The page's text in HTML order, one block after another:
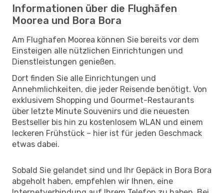
Informationen über die Flughäfen
Moorea und Bora Bora
Am Flughafen Moorea können Sie bereits vor dem
Einsteigen alle nützlichen Einrichtungen und
Dienstleistungen genießen.
Dort finden Sie alle Einrichtungen und
Annehmlichkeiten, die jeder Reisende benötigt. Von
exklusivem Shopping und Gourmet-Restaurants
über letzte Minute Souvenirs und die neuesten
Bestseller bis hin zu kostenlosem WLAN und einem
leckeren Frühstück – hier ist für jeden Geschmack
etwas dabei.
Sobald Sie gelandet sind und Ihr Gepäck in Bora Bora
abgeholt haben, empfehlen wir Ihnen, eine